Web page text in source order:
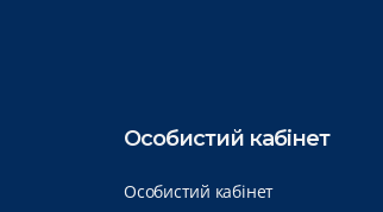
Особистий кабінет
Особистий кабінет